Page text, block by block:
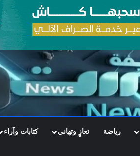
رياضة تعازٍ وتهاني كتابات وآراء